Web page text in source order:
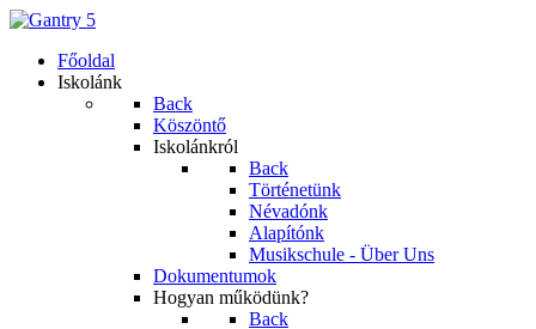
Főoldal
Iskolánk
Back
Köszöntő
Iskolánkról
Back
Történetünk
Névadónk
Alapítónk
Musikschule - Über Uns
Dokumentumok
Hogyan működünk?
Back